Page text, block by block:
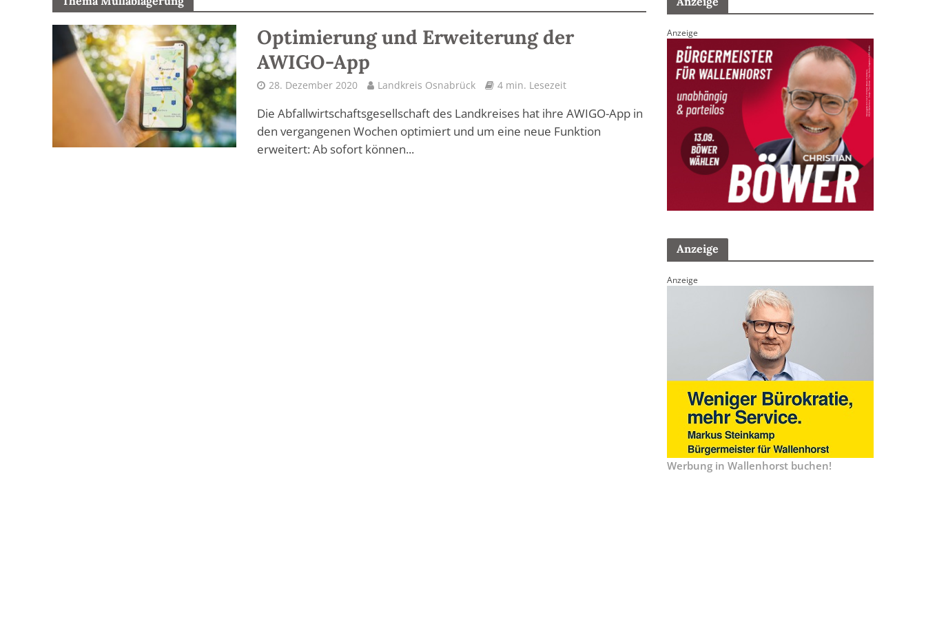
Optimierung und Erweiterung der
AWIGO-App
28. Dezember 2020 Landkreis Osnabrück 4 min. Lesezeit
Die Abfallwirtschaftsgesellschaft des Landkreises hat ihre AWIGO-App in
den vergangenen Wochen optimiert und um eine neue Funktion
erweitert: Ab sofort können...
Anzeige
Anzeige
Anzeige
Werbung in Wallenhorst buchen!